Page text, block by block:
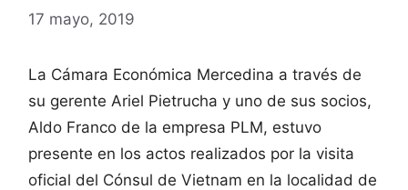
17 mayo, 2019
La Cámara Económica Mercedina a través de
su gerente Ariel Pietrucha y uno de sus socios,
Aldo Franco de la empresa PLM, estuvo
presente en los actos realizados por la visita
oficial del Cónsul de Vietnam en la localidad de